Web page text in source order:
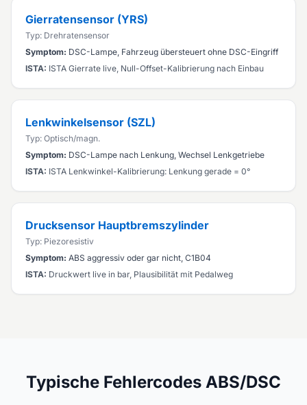
Gierratensensor (YRS)
Typ: Drehratensensor
Symptom: DSC-Lampe, Fahrzeug übersteuert ohne DSC-Eingriff
ISTA: ISTA Gierrate live, Null-Offset-Kalibrierung nach Einbau
Lenkwinkelsensor (SZL)
Typ: Optisch/magn.
Symptom: DSC-Lampe nach Lenkung, Wechsel Lenkgetriebe
ISTA: ISTA Lenkwinkel-Kalibrierung: Lenkung gerade = 0°
Drucksensor Hauptbremszylinder
Typ: Piezoresistiv
Symptom: ABS aggressiv oder gar nicht, C1B04
ISTA: Druckwert live in bar, Plausibilität mit Pedalweg
Typische Fehlercodes ABS/DSC